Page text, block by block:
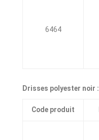
6464
Drisses polyester noir :
Code produit